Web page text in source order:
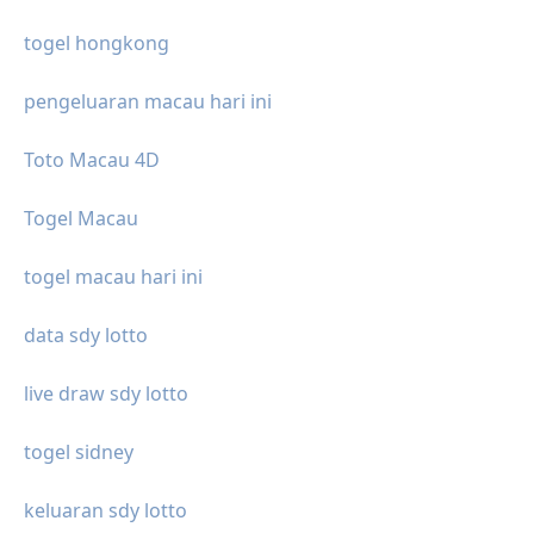
togel hongkong
pengeluaran macau hari ini
Toto Macau 4D
Togel Macau
togel macau hari ini
data sdy lotto
live draw sdy lotto
togel sidney
keluaran sdy lotto